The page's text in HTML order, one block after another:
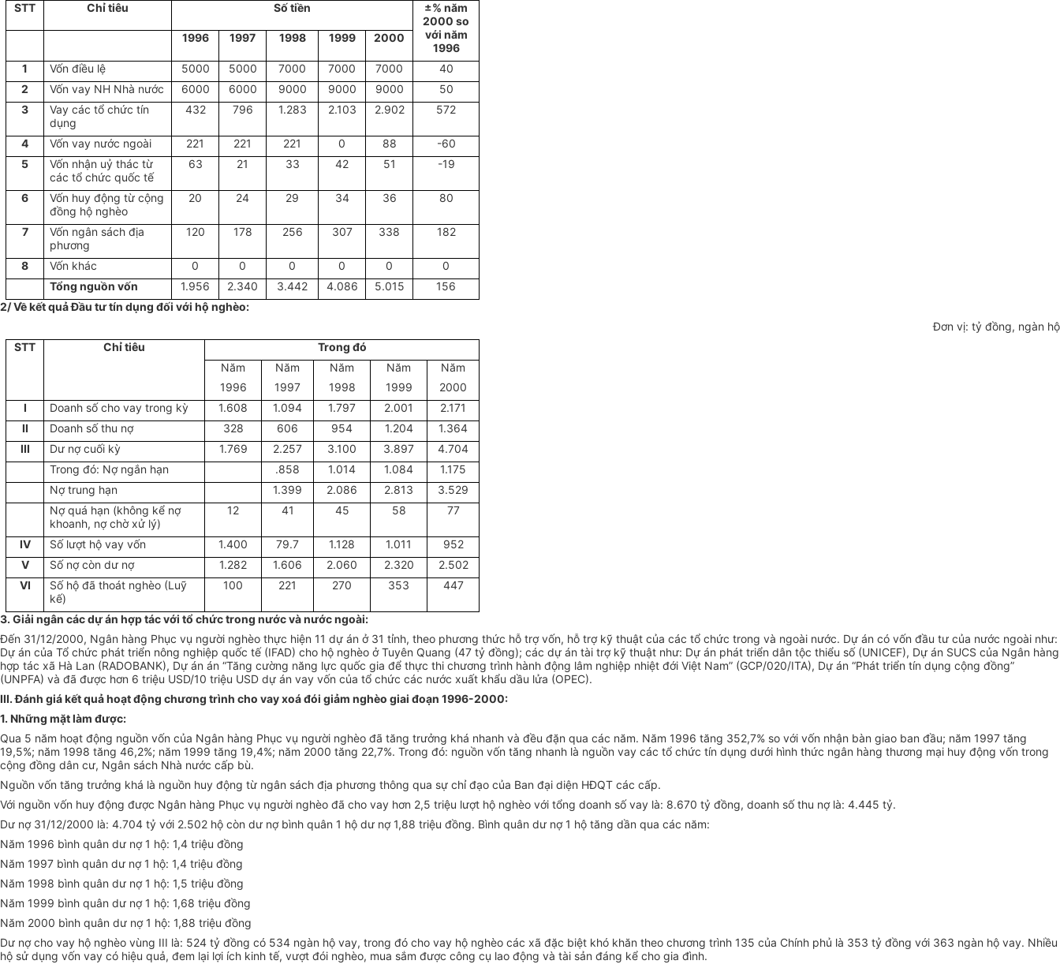
STT
Chỉ tiêu Số tiền
±% năm
2000 so
với năm
1996
1996 1997 1998 1999 2000
1 Vốn điều lệ 5000 5000 7000 7000 7000
40
2
Vốn vay NH Nhà nước 6000 6000 9000 9000 9000
50
3
Vay các tổ chức tín
dụng
432 796 1.283 2.103 2.902 572
4 Vốn vay nước ngoài 221 221 221 0 88
-60
5
Vốn nhận uỷ thác từ
các tổ chức quốc tế
63 21 33 42 51 -19
6
Vốn huy động từ cộng
đồng hộ nghèo
20 24 29 34 36 80
7
Vốn ngân sách địa
phương
120 178 256 307 338 182
8 Vốn khác 0 0 0 0 0
0
Tổng nguồn vốn
1.956 2.340 3.442 4.086 5.015
156
2/ Về kết quả Đầu tư tín dụng đối với hộ nghèo:
Đơn vị: tỷ đồng, ngàn hộ
STT
Chỉ tiêu
Trong đó
Năm
1996
Năm
1997
Năm
1998
Năm
1999
Năm
2000
I
Doanh số cho vay trong kỳ 1.608 1.094 1.797 2.001
2.171
II
Doanh số thu nợ 328 606 954 1.204
1.364
III
Dư nợ cuối kỳ 1.769 2.257 3.100 3.897
4.704
Trong đó: Nợ ngắn hạn
.858 1.014 1.084
1.175
Nợ trung hạn
1.399 2.086 2.813
3.529
Nợ quá hạn (không kể nợ
khoanh, nợ chờ xử lý)
12 41 45 58 77
IV Số lượt hộ vay vốn 1.400 79.7 1.128 1.011
952
V
Số nợ còn dư nợ 1.282 1.606 2.060 2.320
2.502
VI
Số hộ đã thoát nghèo (Luỹ
kế)
100 221 270 353 447
3. Giải ngân các dự án hợp tác với tổ chức trong nước và nước ngoài:
Đến 31/12/2000, Ngân hàng Phục vụ người nghèo thực hiện 11 dự án ở 31 tỉnh, theo phương thức hỗ trợ vốn, hỗ trợ kỹ thuật của các tổ chức trong và ngoài nước. Dự án có vốn đầu tư của nước ngoài như:
Dự án của Tổ chức phát triển nông nghiệp quốc tế (IFAD) cho hộ nghèo ở Tuyên Quang (47 tỷ đồng); các dự án tài trợ kỹ thuật như: Dự án phát triển dân tộc thiểu số (UNICEF), Dự án SUCS của Ngân hàng
hợp tác xã Hà Lan (RADOBANK), Dự án án “Tăng cường năng lực quốc gia để thực thi chương trình hành động lâm nghiệp nhiệt đới Việt Nam” (GCP/020/ITA), Dự án “Phát triển tín dụng cộng đồng”
(UNPFA) và đã được hơn 6 triệu USD/10 triệu USD dự án vay vốn của tổ chức các nước xuất khẩu dầu lửa (OPEC).
III. Đánh giá kết quả hoạt động chương trình cho vay xoá đói giảm nghèo giai đoạn 1996-2000:
1. Những mặt làm được:
Qua 5 năm hoạt động nguồn vốn của Ngân hàng Phục vụ người nghèo đã tăng trưởng khá nhanh và đều đặn qua các năm. Năm 1996 tăng 352,7% so với vốn nhận bàn giao ban đầu; năm 1997 tăng
19,5%; năm 1998 tăng 46,2%; năm 1999 tăng 19,4%; năm 2000 tăng 22,7%. Trong đó: nguồn vốn tăng nhanh là nguồn vay các tổ chức tín dụng dưới hình thức ngân hàng thương mại huy động vốn trong
cộng đồng dân cư, Ngân sách Nhà nước cấp bù.
Nguồn vốn tăng trưởng khá là nguồn huy động từ ngân sách địa phương thông qua sự chỉ đạo của Ban đại diện HĐQT các cấp.
Với nguồn vốn huy động được Ngân hàng Phục vụ người nghèo đã cho vay hơn 2,5 triệu lượt hộ nghèo với tổng doanh số vay là: 8.670 tỷ đồng, doanh số thu nợ là: 4.445 tỷ.
Dư nợ 31/12/2000 là: 4.704 tỷ với 2.502 hộ còn dư nợ bình quân 1 hộ dư nợ 1,88 triệu đồng. Bình quân dư nợ 1 hộ tăng dần qua các năm:
Năm 1996 bình quân dư nợ 1 hộ: 1,4 triệu đồng
Năm 1997 bình quân dư nợ 1 hộ: 1,4 triệu đồng
Năm 1998 bình quân dư nợ 1 hộ: 1,5 triệu đồng
Năm 1999 bình quân dư nợ 1 hộ: 1,68 triệu đồng
Năm 2000 bình quân dư nợ 1 hộ: 1,88 triệu đồng
Dư nợ cho vay hộ nghèo vùng III là: 524 tỷ đồng có 534 ngàn hộ vay, trong đó cho vay hộ nghèo các xã đặc biệt khó khăn theo chương trình 135 của Chính phủ là 353 tỷ đồng với 363 ngàn hộ vay. Nhiều
hộ sử dụng vốn vay có hiệu quả, đem lại lợi ích kinh tế, vượt đói nghèo, mua sắm được công cụ lao động và tài sản đáng kể cho gia đình.